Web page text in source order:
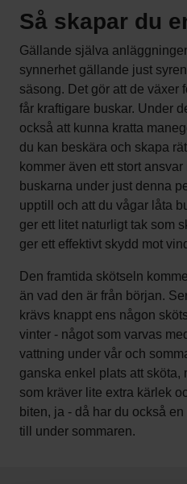
Så skapar du
Gällande själva
synnerhet gällande just
säsong. Det gör att de växer
får kraftigare buskar. Under
också att kunna kratta
du kan beskära och skapa
kommer även ett stort
buskarna under just denna
upptill och att du vågar låta
ger ett litet naturligt tak som
ger ett effektivt skydd mot
Den framtida skötseln
än vad den är från början.
krävs knappt ens någon
vinter - något som varvas
vattning under vår och
ganska enkel plats att sköta,
som kräver lite extra kärlek
biten, ja - då har du också
till under sommaren.